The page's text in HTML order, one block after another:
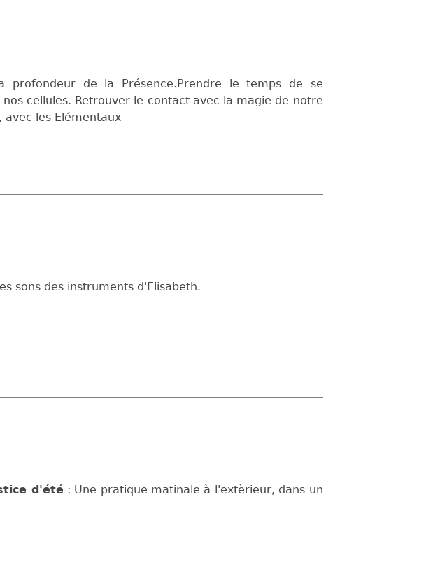
profondeur de la Présence.Prendre le temps de se
cellules. Retrouver le contact avec la magie de notre
avec les Elémentaux
sons des instruments d'Elisabeth.
d'été : Une pratique matinale à l'extèrieur, dans un